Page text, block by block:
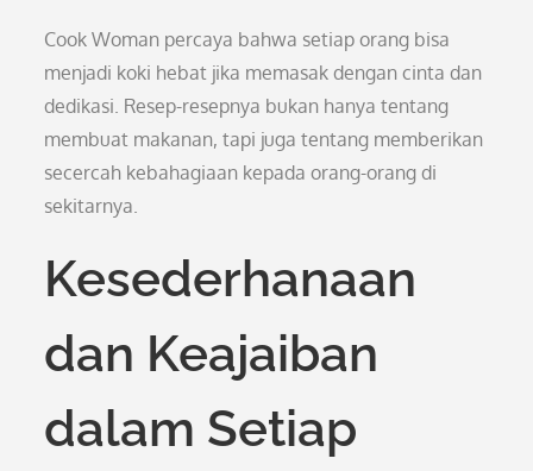
Cook Woman percaya bahwa setiap orang bisa
menjadi koki hebat jika memasak dengan cinta dan
dedikasi. Resep-resepnya bukan hanya tentang
membuat makanan, tapi juga tentang memberikan
secercah kebahagiaan kepada orang-orang di
sekitarnya.
Kesederhanaan
dan Keajaiban
dalam Setiap